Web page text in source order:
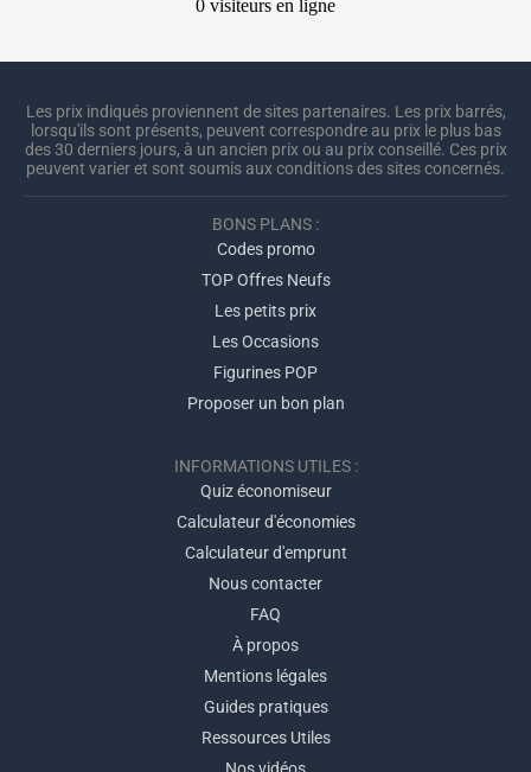
Les prix indiqués proviennent de sites partenaires. Les prix barrés,
lorsqu'ils sont présents, peuvent correspondre au prix le plus bas
des 30 derniers jours, à un ancien prix ou au prix conseillé. Ces prix
peuvent varier et sont soumis aux conditions des sites concernés.
BONS PLANS :
Codes promo
TOP Offres Neufs
Les petits prix
Les Occasions
Figurines POP
Proposer un bon plan
INFORMATIONS UTILES :
Quiz économiseur
Calculateur d'économies
Calculateur d'emprunt
Nous contacter
FAQ
À propos
Mentions légales
Guides pratiques
Ressources Utiles